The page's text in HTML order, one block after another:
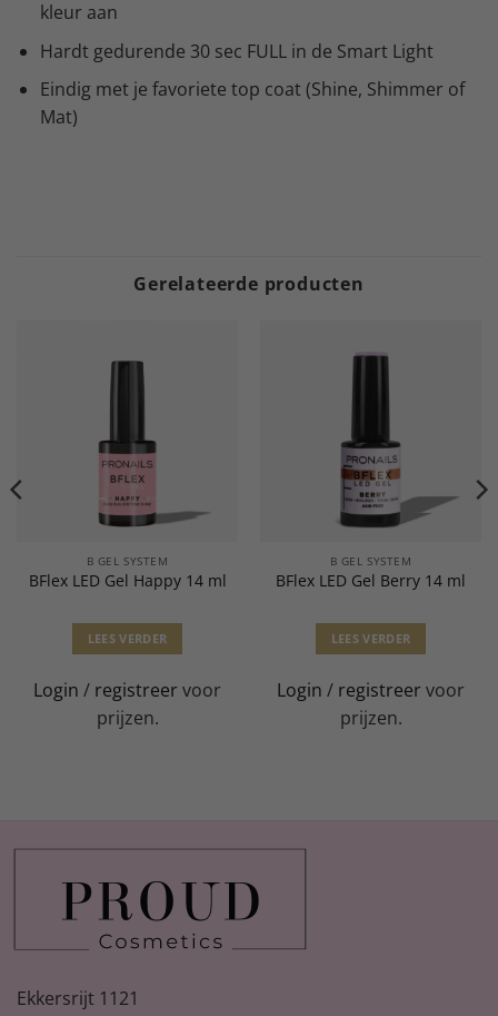
kleur aan
Hardt gedurende 30 sec FULL in de Smart Light
Eindig met je favoriete top coat (Shine, Shimmer of
Mat)
Gerelateerde producten
B GEL SYSTEM
BFlex LED Gel Happy 14 ml
LEES VERDER
Login / registreer voor
prijzen.
B GEL SYSTEM
BFlex LED Gel Berry 14 ml
LEES VERDER
Login / registreer voor
prijzen.
Ekkersrijt 1121